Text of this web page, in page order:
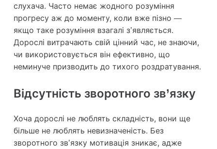
слухача. Часто немає жодного розуміння
прогресу аж до моменту, коли вже пізно —
якщо таке розуміння взагалі з’являється.
Дорослі витрачають свій цінний час, не знаючи,
чи використовується він ефективно, що
неминуче призводить до тихого роздратування.
Відсутність зворотного зв’язку
Хоча дорослі не люблять складність, вони ще
більше не люблять невизначеність. Без
зворотного зв’язку мотивація зникає, адже